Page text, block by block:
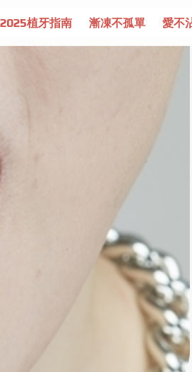
漸凍不孤單 愛不沾黏 守護腺在